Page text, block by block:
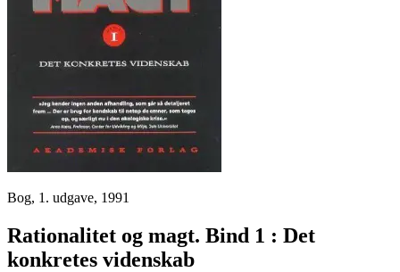
Bog, 1. udgave, 1991
Rationalitet og magt. Bind 1 : Det
konkretes videnskab